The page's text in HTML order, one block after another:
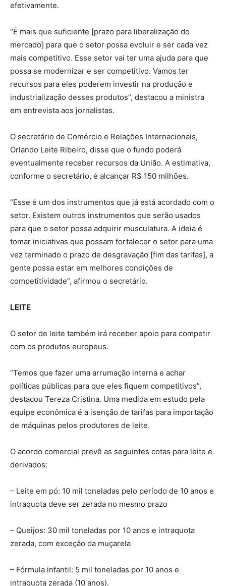
efetivamente.
“É mais que suficiente [prazo para liberalização do
mercado] para que o setor possa evoluir e ser cada vez
mais competitivo. Esse setor vai ter uma ajuda para que
possa se modernizar e ser competitivo. Vamos ter
recursos para eles poderem investir na produção e
industrialização desses produtos”, destacou a ministra
em entrevista aos jornalistas.
O secretário de Comércio e Relações Internacionais,
Orlando Leite Ribeiro, disse que o fundo poderá
eventualmente receber recursos da União. A estimativa,
conforme o secretário, é alcançar R$ 150 milhões.
“Esse é um dos instrumentos que já está acordado com o
setor. Existem outros instrumentos que serão usados
para que o setor possa adquirir musculatura. A ideia é
tomar iniciativas que possam fortalecer o setor para uma
vez terminado o prazo de desgravação [fim das tarifas], a
gente possa estar em melhores condições de
competitividade”, afirmou o secretário.
LEITE
O setor de leite também irá receber apoio para competir
com os produtos europeus.
“Temos que fazer uma arrumação interna e achar
políticas públicas para que eles fiquem competitivos”,
destacou Tereza Cristina. Uma medida em estudo pela
equipe econômica é a isenção de tarifas para importação
de máquinas pelos produtores de leite.
O acordo comercial prevê as seguintes cotas para leite e
derivados:
– Leite em pó: 10 mil toneladas pelo período de 10 anos e
intraquota deve ser zerada no mesmo prazo
– Queijos: 30 mil toneladas por 10 anos e intraquota
zerada, com exceção da muçarela
– Fórmula infantil: 5 mil toneladas por 10 anos e
intraquota zerada (10 anos).